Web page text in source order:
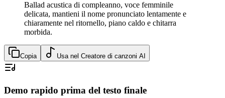
Ballad acustica di compleanno, voce femminile
delicata, mantieni il nome pronunciato lentamente e
chiaramente nel ritornello, piano caldo e chitarra
morbida.
Copia Usa nel Creatore di canzoni AI
Demo rapido prima del testo finale